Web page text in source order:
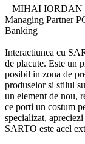
‒ MIHAI IORDAN
Managing Partner
Banking
Interactiunea cu
de placute. Este un
posibil in zona de
produselor si stilul
un element de nou,
ce porti un costum
specializat,
SARTO este acel